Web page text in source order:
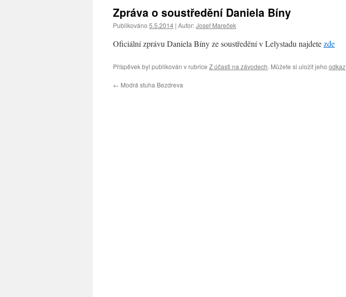
webu
Zpráva o soustředění Daniela Bíny
Publikováno 5.5.2014 | Autor:Josef Mareček
Oficiální zprávu Daniela Bíny ze soustředění v Lelystadu najdetezde
Příspěvek byl publikován v rubrice Z účasti na závodech. Můžete si uložit jeho odkaz
← Modrá stuha Bezdreva